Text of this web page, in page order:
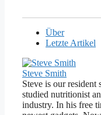
Über
Letzte Artikel
Steve Smith
Steve is our resident
studied nutritionist
industry. In his free